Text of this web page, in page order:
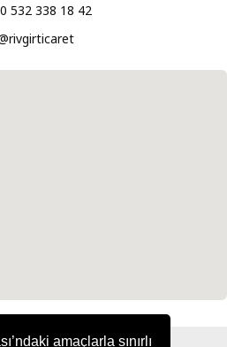
amaçlarla sınırlı
532 338 18 42